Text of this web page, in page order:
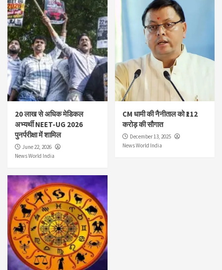
20 लाख से अधिक मेडिकल
अभ्यर्थी NEET-UG 2026
पुनर्परीक्षा में शामिल
June 22, 2026
News World India
CM धामी की नैनीताल को ₹112
करोड़ की सौगात
December 13, 2025
News World India